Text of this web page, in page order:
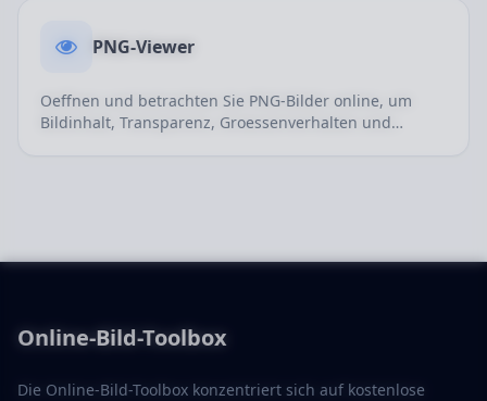
PNG-Viewer
Oeffnen und betrachten Sie PNG-Bilder online, um
Bildinhalt, Transparenz, Groessenverhalten und
Online-Bild-Toolbox
Die Online-Bild-Toolbox konzentriert sich auf kostenlose